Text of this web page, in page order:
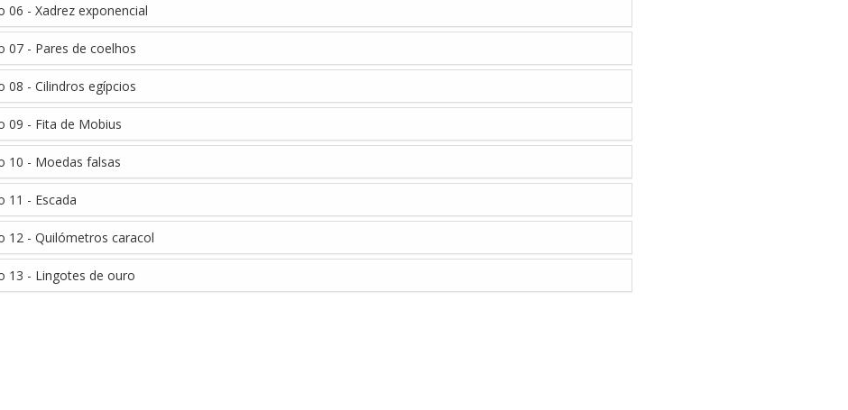
06 - Xadrez exponencial
07 - Pares de coelhos
08 - Cilindros egípcios
09 - Fita de Mobius
10 - Moedas falsas
11 - Escada
12 - Quilómetros caracol
13 - Lingotes de ouro